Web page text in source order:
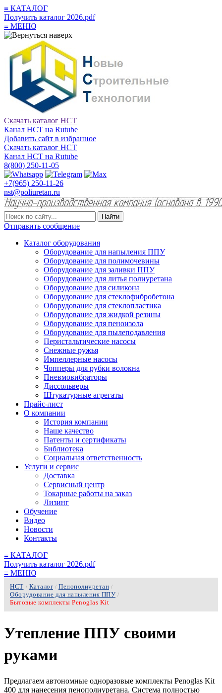
≡ КАТАЛОГ
Получить каталог 2026.pdf
≡ МЕНЮ
Скачать каталог НСТ
Канал НСТ на Rutube
Добавить сайт в избранное
Скачать каталог НСТ
Канал НСТ на Rutube
8(800) 250-11-05
+7(965) 250-11-26
nst@poliuretan.ru
Найти
Отправить сообщение
Каталог оборудования
Оборудование для напыления ППУ
Оборудование для полимочевины
Оборудование для заливки ППУ
Оборудование для литья полиуретана
Оборудование для силикона
Оборудование для стеклофибробетона
Оборудование для стеклопластика
Оборудование для жидкой резины
Оборудование для пеноизола
Оборудование для пылеподавления
Перистальтические насосы
Снежные ружья
Импеллерные насосы
Чопперы для рубки волокна
Пневмовибраторы
Диссольверы
Штукатурные агрегаты
Прайс-лист
О компании
История компании
Наше качество
Патенты и сертификаты
Библиотека
Социальная ответственность
Услуги и сервис
Доставка
Сервисный центр
Токарные работы на заказ
Лизинг
Обучение
Видео
Новости
Контакты
≡ КАТАЛОГ
Получить каталог 2026.pdf
≡ МЕНЮ
НСТ / Каталог / Пенополиуретан /
Оборудование для напыления ППУ /
Бытовые комплекты Penoglas Kit
Утепление ППУ своими
руками
Предлагаем автономные одноразовые комплекты Penoglas Kit
400 для нанесения пенополиуретана. Система полностью